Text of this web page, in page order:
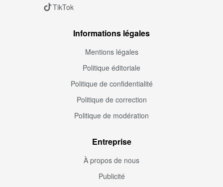
TikTok
Informations légales
Mentions légales
Politique éditoriale
Politique de confidentialité
Politique de correction
Politique de modération
Entreprise
À propos de nous
Publicité